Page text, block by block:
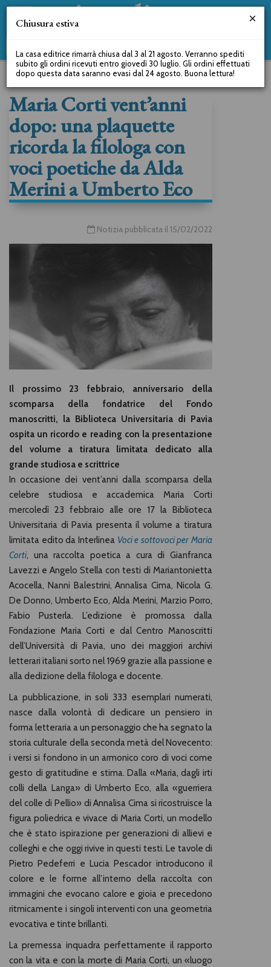
Maria Corti vent’anni
dopo: una plaquette
ricorda la filologa con
voci poetiche da Alda
Merini a Umberto Eco
Notizia pubblicata il 15/02/2022
Il prossimo 23 febbraio, anniversario della
scomparsa della fondatrice del Fondo
manoscritti, la Biblioteca Universitaria di Pavia
ospita un ricordo e reading con la presentazione
del volume a tiratura limitata dedicato alla
grande studiosa e scrittrice
In occasione dei vent’anni dalla scomparsa della
celebre studiosa e accademica Maria Corti
mercoledì 23 febbraio alle ore 17 la Biblioteca
Universitaria di Pavia presenta il volume a tiratura
limitata edito da Interlinea Voci e sottovoci per Maria
Corti, una raccolta poetica a cura di Gianfranca
Lavezzi e Angelo Stella con testi di Mariantonietta
Acocella, Nanni Balestrini, Annalisa Cima, Nicola G.
De Donno, Umberto Eco, Alda Merini, Marzio Porro,
Fabio Pusterla. L’edizione è promossa dalla
Fondazione Maria Corti e dal Centro Manoscritti
dell’Università di Pavia, uno dei maggiori archivi
letterari italiani sorto nel 1969 grazie alla passione e
alla dedizione della filologa e docente.
La pubblicazione, in soli 333 esemplari numerati,
nasce dalla volontà di dedicare un pensiero in
forma letteraria a un personaggio che ha segnato la
storia culturale della seconda metà del Novecento:
i versi si fondono in un armonico coro di voci come
gesto di gratitudine e stima. Dalla «Maria, dagli irti
colli della Langa» di Umberto Eco, alla «guerriera
del colle di Pellio» di Annalisa Cima si ricostruisce la
figura poliedrica e vivace di Maria Corti, un modello
che è stato ispirazione per generazioni di allievi e
colleghi e che oggi rivive in questi testi. Le tavole di
Pietro Pedeferri e Lucia Pescador introducono il
colore e le forme all’interno della raccolta con
immagini che evocano calore e gioia e precedono
ritmicamente i singoli interventi con una geometria
evocativa e tinte brillanti.
La premessa inquadra perfettamente il rapporto
con la vita e con la morte di Maria Corti, un «luogo
Chiusura estiva
La casa editrice rimarrà chiusa dal 3 al 21 agosto. Verranno spediti
subito gli ordini ricevuti entro giovedì 30 luglio. Gli ordini effettuati
dopo questa data saranno evasi dal 24 agosto. Buona lettura!